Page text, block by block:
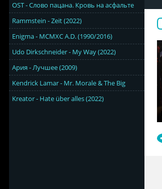
OST - Слово пацана. Кровь на асфальте
Rammstein - Zeit (2022)
Enigma - MCMXC A.D. (1990/2016)
Udo Dirkschneider - My Way (2022)
Ария - Лучшее (2009)
Kendrick Lamar - Mr. Morale & The Big
Kreator - Hate über alles (2022)